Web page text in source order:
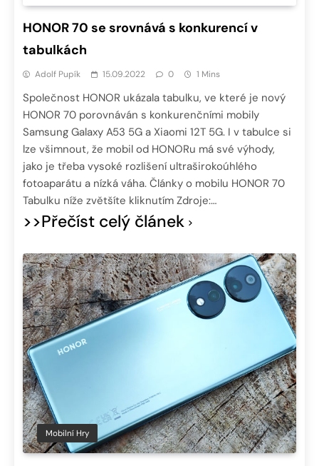
HONOR 70 se srovnává s konkurencí v
tabulkách
Adolf Pupík 15.09.2022 0 1 Mins
Společnost HONOR ukázala tabulku, ve které je nový
HONOR 70 porovnáván s konkurenčními mobily
Samsung Galaxy A53 5G a Xiaomi 12T 5G. I v tabulce si
lze všimnout, že mobil od HONORu má své výhody,
jako je třeba vysoké rozlišení ultraširokoúhlého
fotoaparátu a nízká váha. Články o mobilu HONOR 70
Tabulku níže zvětšíte kliknutím Zdroje:…
>>Přečíst celý článek
Mobilní Hry